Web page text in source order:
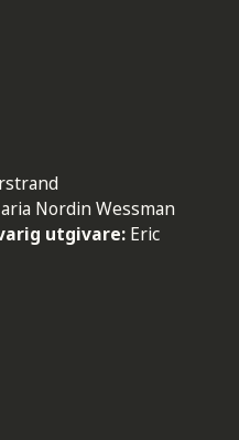
Nordin Wessman
utgivare: Eric